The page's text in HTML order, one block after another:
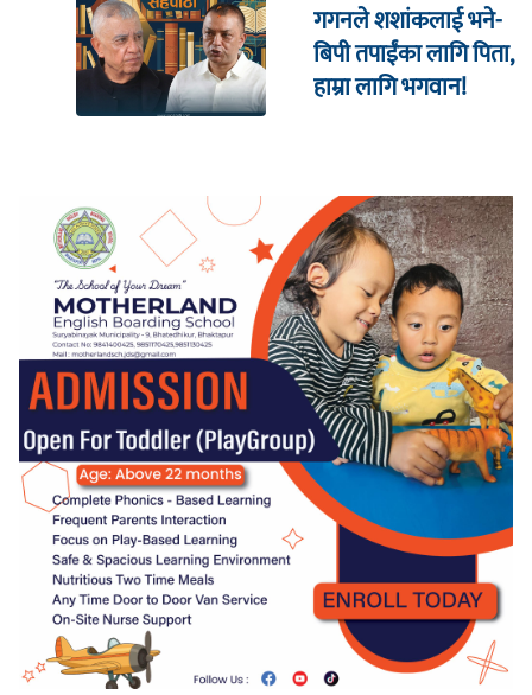
गगनले शशांकलाई भने-
बिपी तपाईंका लागि पिता,
हाम्रा लागि भगवान!